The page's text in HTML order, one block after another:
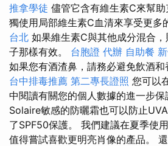
推拿學徒 儘管它含有維生素C來幫
獨使用局部維生素C血清來享受更多
台北 如果維生素C與其他成分混合
子那樣有效。 台胞證 代辦 自助餐
如果您有酒渣鼻，請務必避免飲酒和
台中排毒推薦 第二專長證照 您可以
中閱讀有關您的個人數據的進一步
Solaire敏感的防曬霜也可以防止
了SPF50保護。 我們建議在夏季使
值得嘗試喜歡更明亮肖像的產品。